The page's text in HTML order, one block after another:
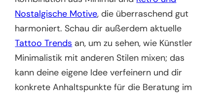
Nostalgische Motive, die überraschend gut
harmoniert. Schau dir außerdem aktuelle
Tattoo Trends an, um zu sehen, wie Künstler
Minimalistik mit anderen Stilen mixen; das
kann deine eigene Idee verfeinern und dir
konkrete Anhaltspunkte für die Beratung im